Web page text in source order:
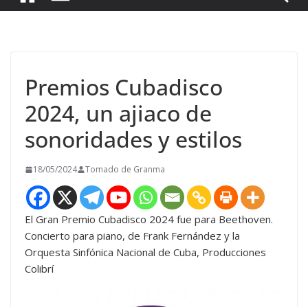
Premios Cubadisco
2024, un ajiaco de
sonoridades y estilos
18/05/2024 Tomado de Granma
El Gran Premio Cubadisco 2024 fue para Beethoven.
Concierto para piano, de Frank Fernández y la
Orquesta Sinfónica Nacional de Cuba, Producciones
Colibrí